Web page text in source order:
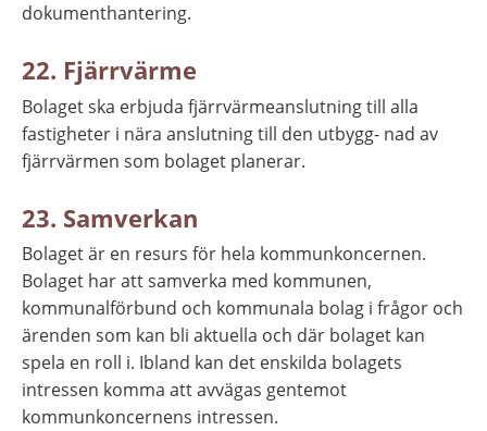
dokumenthantering.
22. Fjärrvärme
Bolaget ska erbjuda fjärrvärmeanslutning till alla
fastigheter i nära anslutning till den utbygg- nad av
fjärrvärmen som bolaget planerar.
23. Samverkan
Bolaget är en resurs för hela kommunkoncernen.
Bolaget har att samverka med kommunen,
kommunalförbund och kommunala bolag i frågor och
ärenden som kan bli aktuella och där bolaget kan
spela en roll i. Ibland kan det enskilda bolagets
intressen komma att avvägas gentemot
kommunkoncernens intressen.